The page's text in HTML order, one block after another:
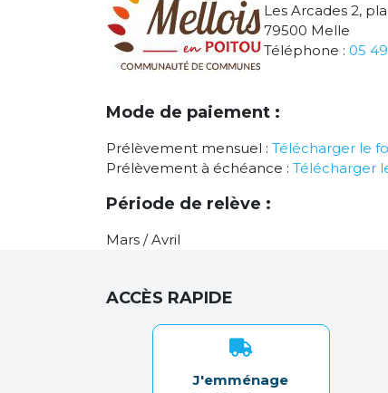
Les Arcades 2,
79500 Melle
Téléphone : 05
Mode de paiement :
Prélèvement mensuel : Télécharger le
Prélèvement à échéance : Télécharger
Période de relève :
Mars / Avril
ACCÈS RAPIDE
J'emménage